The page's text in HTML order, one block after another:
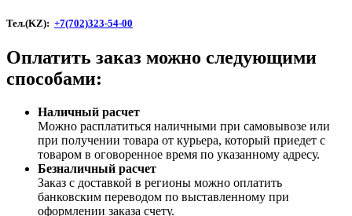
Тел.(KZ): +7(702)323-54-00
Оплатить заказ можно следующими
способами:
Наличный расчет
Можно расплатиться наличными при самовывозе или
при получении товара от курьера, который приедет с
товаром в оговоренное время по указанному адресу.
Безналичный расчет
Заказ c доставкой в регионы можно оплатить
банковским переводом по выставленному при
оформлении заказа счету.